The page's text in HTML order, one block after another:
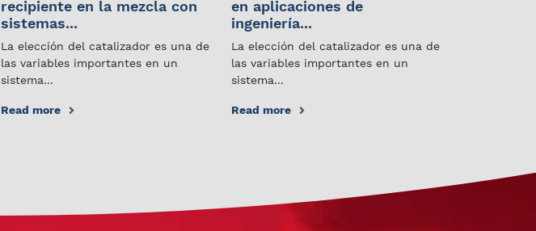
recipiente en la mezcla con
sistemas...
La elección del catalizador es una de
las variables importantes en un
sistema...
Read more
en aplicaciones de
ingeniería...
La elección del catalizador es una de
las variables importantes en un
sistema...
Read more